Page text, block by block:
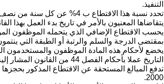
التنفيذ.
تحدد نسبة هذا الاقتطاع ب 4% عن كل سنة من نصف مبلغ التعويضات والمكافآت المشار إليها في البند 3 من الفصل 11 من القانون الآنف الذكر
يتقاضاها المعنيون بالأمر في تاريخ بدء العمل بهذا
يحسب الاقتطاع الإضافي الذي يتحمله الموظفون
بمقتضى الدرجة والسلم والرتبة أو الطبقة التي
يخضع لأحكام هذه المادة الموظفون والمستخدمون
التاريخ عملا بأحكام الفصل 44 من القانون المشار إليه أعلاه رقم
تدفع المبالغ المستحقة عن الاقتطاع المذكور
2000
.